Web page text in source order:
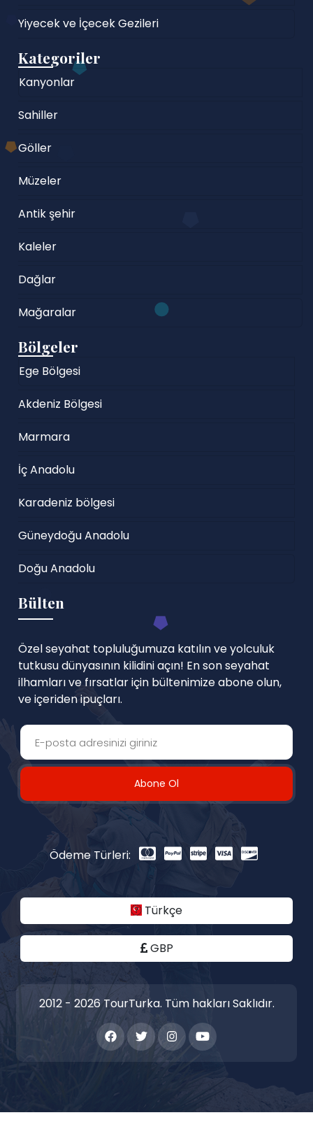
Yiyecek ve İçecek Gezileri
Kategoriler
Kanyonlar
Sahiller
Göller
Müzeler
Antik şehir
Kaleler
Dağlar
Mağaralar
Bölgeler
Ege Bölgesi
Akdeniz Bölgesi
Marmara
İç Anadolu
Karadeniz bölgesi
Güneydoğu Anadolu
Doğu Anadolu
Bülten
Özel seyahat topluluğumuza katılın ve yolculuk
tutkusu dünyasının kilidini açın! En son seyahat
ilhamları ve fırsatlar için bültenimize abone olun,
ve içeriden ipuçları.
Abone Ol
Ödeme Türleri:
Türkçe
GBP
2012 - 2026 TourTurka. Tüm hakları Saklıdır.